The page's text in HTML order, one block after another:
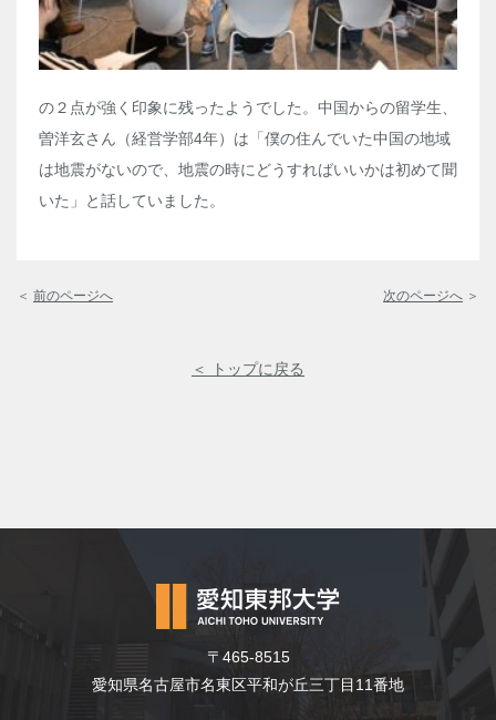
の２点が強く印象に残ったようでした。中国からの留学生、
曽洋玄さん（経営学部4年）は「僕の住んでいた中国の地域
は地震がないので、地震の時にどうすればいいかは初めて聞
いた」と話していました。
＜ 前のページへ 次のページへ ＞
＜ トップに戻る
〒465-8515
愛知県名古屋市名東区平和が丘三丁目11番地